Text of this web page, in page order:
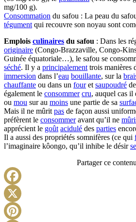
mg/100 g).
Consommation du safou : La peau du
tégument qui recouvre son noyau sont
Emplois culinaires du safou : Dans les
originaire (Congo-Brazzaville, Congo-
Guinée équatoriale…), le safou se
séché. Il y a principalement trois manières
immersion dans l’eau bouillante, sur la
chauffante ou dans un fouret saupoudré de
également le consommer cru, auquel cas il
ou mou sur au moins une partie de sa
Mais il ne mûrit pas de façon aussi
préfèrent le consommeravant qu’il ne
apprécient le goût acidulé des parties
Il a aussi des propriétés somnifères (ce qui
l’imaginaire kôongo, qu’il inhibe le désir
Partager ce